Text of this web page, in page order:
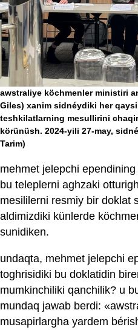
awstraliye köchmenler ministiri
Giles) xanim sidnéydiki her
teshkilatlarning mesullirini
körünüsh. 2024-yili 27-may,
Tarim)
mehmet jelepchi
bu teleplerni aghzaki
mesililerni resmiy bir doklat
aldimizdiki künlerde
sunidiken.
undaqta, mehmet jelepchi
toghrisidiki bu doklatidin
mumkinchiliki qanchilik? u
mundaq jawab berdi:
musapirlargha yardem